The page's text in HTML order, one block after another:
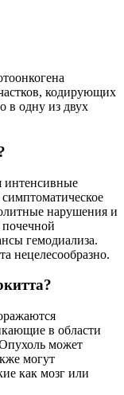
кодирующих
в одну из двух
интенсивные
нарушения и
гемодиализа.
нецелесообразно.
в области
может
могут
как мозг или